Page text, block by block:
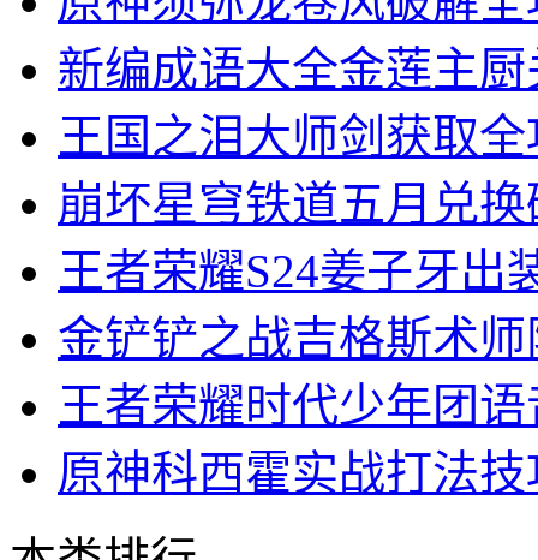
相关资讯
原神须弥龙卷风破解
新编成语大全金莲主
王国之泪大师剑获取
崩坏星穹铁道五月兑
王者荣耀S24姜子牙出
金铲铲之战吉格斯术
王者荣耀时代少年团